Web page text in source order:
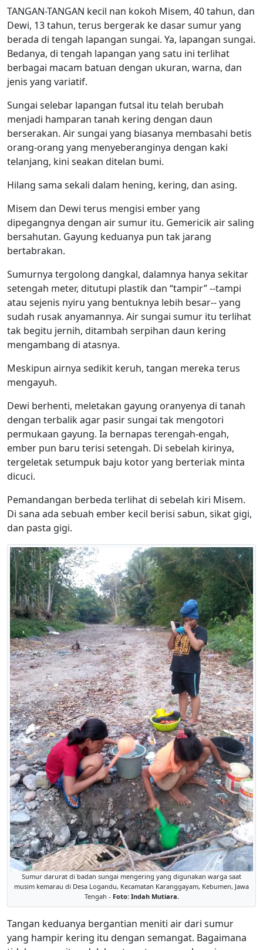
TANGAN-TANGAN kecil nan kokoh Misem, 40 tahun, dan
Dewi, 13 tahun, terus bergerak ke dasar sumur yang
berada di tengah lapangan sungai. Ya, lapangan sungai.
Bedanya, di tengah lapangan yang satu ini terlihat
berbagai macam batuan dengan ukuran, warna, dan
jenis yang variatif.
Sungai selebar lapangan futsal itu telah berubah
menjadi hamparan tanah kering dengan daun
berserakan. Air sungai yang biasanya membasahi betis
orang-orang yang menyeberanginya dengan kaki
telanjang, kini seakan ditelan bumi.
Hilang sama sekali dalam hening, kering, dan asing.
Misem dan Dewi terus mengisi ember yang
dipegangnya dengan air sumur itu. Gemericik air saling
bersahutan. Gayung keduanya pun tak jarang
bertabrakan.
Sumurnya tergolong dangkal, dalamnya hanya sekitar
setengah meter, ditutupi plastik dan “tampir” --tampi
atau sejenis nyiru yang bentuknya lebih besar-- yang
sudah rusak anyamannya. Air sungai sumur itu terlihat
tak begitu jernih, ditambah serpihan daun kering
mengambang di atasnya.
Meskipun airnya sedikit keruh, tangan mereka terus
mengayuh.
Dewi berhenti, meletakan gayung oranyenya di tanah
dengan terbalik agar pasir sungai tak mengotori
permukaan gayung. Ia bernapas terengah-engah,
ember pun baru terisi setengah. Di sebelah kirinya,
tergeletak setumpuk baju kotor yang berteriak minta
dicuci.
Pemandangan berbeda terlihat di sebelah kiri Misem.
Di sana ada sebuah ember kecil berisi sabun, sikat gigi,
dan pasta gigi.
Sumur darurat di badan sungai mengering yang digunakan warga saat
musim kemarau di Desa Logandu, Kecamatan Karanggayam, Kebumen, Jawa
Tengah - Foto: Indah Mutiara.
Tangan keduanya bergantian meniti air dari sumur
yang hampir kering itu dengan semangat. Bagaimana